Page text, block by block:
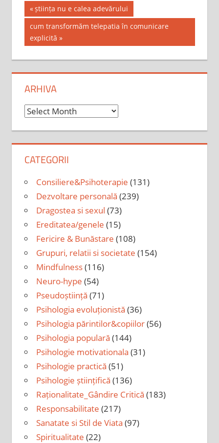
Post
navigation
Previous
Post:
știința nu e calea adevărului
Next
Post:
cum transformăm telepatia în comunicare
explicită
ARHIVA
Arhiva
CATEGORII
Consiliere&Psihoterapie (131)
Dezvoltare personală (239)
Dragostea si sexul (73)
Ereditatea/genele (15)
Fericire & Bunăstare (108)
Grupuri, relatii si societate (154)
Mindfulness(116)
Neuro-hype (54)
Pseudoștiință (71)
Psihologia evoluționistă (36)
Psihologia părintilor&copiilor(56)
Psihologia populară (144)
Psihologie motivationala (31)
Psihologie practică (51)
Psihologie științifică (136)
Raționalitate_Gândire Critică (183)
Responsabilitate (217)
Sanatate si Stil de Viata (97)
Spiritualitate (22)